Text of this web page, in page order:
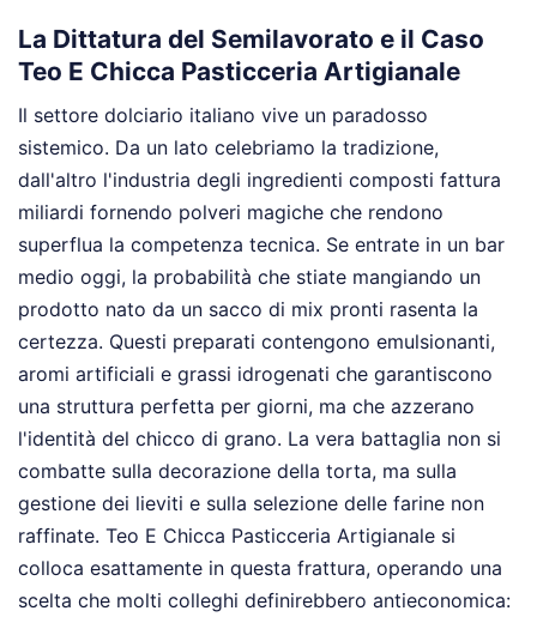
La Dittatura del Semilavorato e il Caso
Teo E Chicca Pasticceria Artigianale
Il settore dolciario italiano vive un paradosso
sistemico. Da un lato celebriamo la tradizione,
dall'altro l'industria degli ingredienti composti fattura
miliardi fornendo polveri magiche che rendono
superflua la competenza tecnica. Se entrate in un bar
medio oggi, la probabilità che stiate mangiando un
prodotto nato da un sacco di mix pronti rasenta la
certezza. Questi preparati contengono emulsionanti,
aromi artificiali e grassi idrogenati che garantiscono
una struttura perfetta per giorni, ma che azzerano
l'identità del chicco di grano. La vera battaglia non si
combatte sulla decorazione della torta, ma sulla
gestione dei lieviti e sulla selezione delle farine non
raffinate. Teo E Chicca Pasticceria Artigianale si
colloca esattamente in questa frattura, operando una
scelta che molti colleghi definirebbero antieconomica: